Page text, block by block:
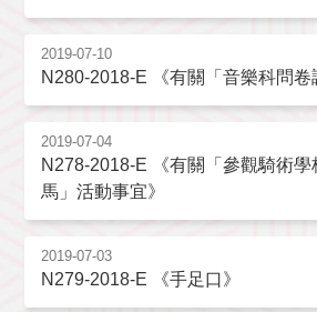
2019-07-10
N280-2018-E 《有關「音樂科問卷
2019-07-04
N278-2018-E 《有關「參觀騎術
馬」活動事宜》
2019-07-03
N279-2018-E 《手足口》